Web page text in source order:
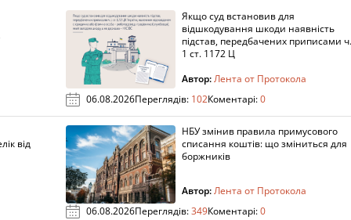
Якщо суд встановив для
відшкодування шкоди наявність
підстав, передбачених приписами ч.
1 ст. 1172 Ц
Автор:Лента от Протокола
06.08.2026Переглядів: 102Коментарі:0
від
НБУ змінив правила примусового
списання коштів: що зміниться для
боржників
Автор:Лента от Протокола
06.08.2026Переглядів:349Коментарі:0